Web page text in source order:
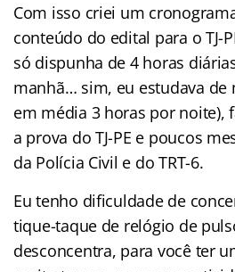
Com isso criei um
conteúdo do edital para o TJ-
só dispunha de 4 horas
manhã… sim, eu estudava de
em média 3 horas por noite),
a prova do TJ-PE e poucos
da Polícia Civil e do TRT-6.
Eu tenho dificuldade de
tique-taque de relógio de
desconcentra, para você ter